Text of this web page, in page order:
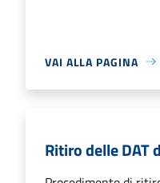
VAI ALLA PAGINA
Ritiro delle DAT